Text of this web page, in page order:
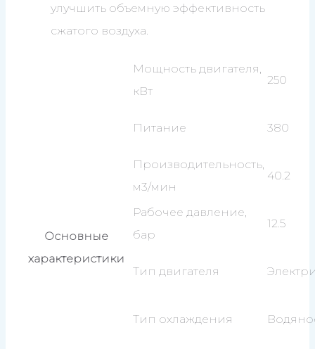
улучшить объемную эффективность
сжатого воздуха.
Основные
характеристики
Мощность двигателя,
кВт
250
Питание 380
Производительность,
м3/мин
40.2
Рабочее давление,
бар
12.5
Тип двигателя
Тип охлаждения